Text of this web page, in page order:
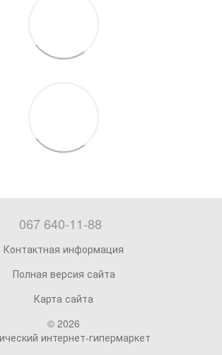
067 640-11-88
Контактная информация
Полная версия сайта
Карта сайта
© 2026
интернет-гипермаркет